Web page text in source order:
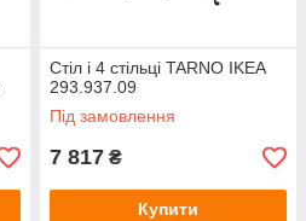
Стіл і 4 стільці TARNO IKEA
293.937.09
Під замовлення
7 817 ₴
Купити